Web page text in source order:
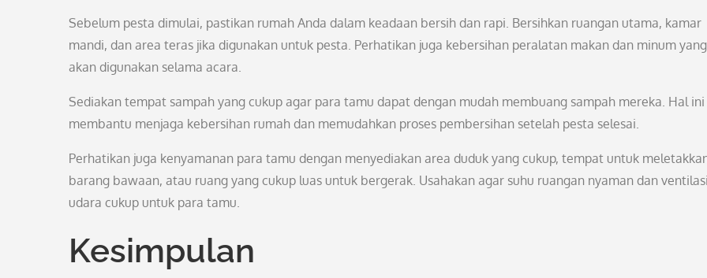
Sebelum pesta dimulai, pastikan rumah Anda dalam keadaan bersih dan rapi. Bersihkan ruangan utama, kamar
mandi, dan area teras jika digunakan untuk pesta. Perhatikan juga kebersihan peralatan makan dan minum yang
akan digunakan selama acara.
Sediakan tempat sampah yang cukup agar para tamu dapat dengan mudah membuang sampah mereka. Hal
membantu menjaga kebersihan rumah dan memudahkan proses pembersihan setelah pesta selesai.
Perhatikan juga kenyamanan para tamu dengan menyediakan area duduk yang cukup, tempat untuk
barang bawaan, atau ruang yang cukup luas untuk bergerak. Usahakan agar suhu ruangan nyaman dan ventilasi
udara cukup untuk para tamu.
Kesimpulan